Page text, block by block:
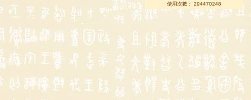
使用次數： 294470248